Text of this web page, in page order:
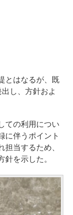
とはなるが、既
し、方針およ
ての利用につい
に伴うポイント
当するため、
を示した。